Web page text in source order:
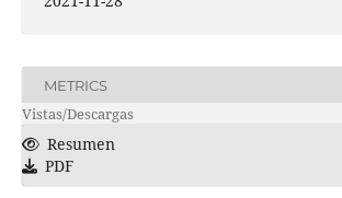
METRICS
Vistas/Descargas
Resumen
PDF